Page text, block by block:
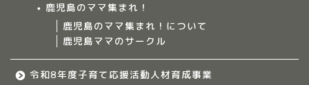
鹿児島のママ集まれ！
鹿児島のママ集まれ！について
鹿児島ママのサークル
令和8年度子育て応援活動人材育成事業
九州のママ集まれ！
大分のママ集まれ！